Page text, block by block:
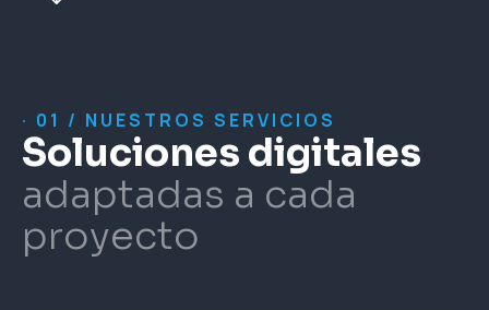
· 01 / NUESTROS SERVICIOS
Soluciones digitales
adaptadas a cada
proyecto